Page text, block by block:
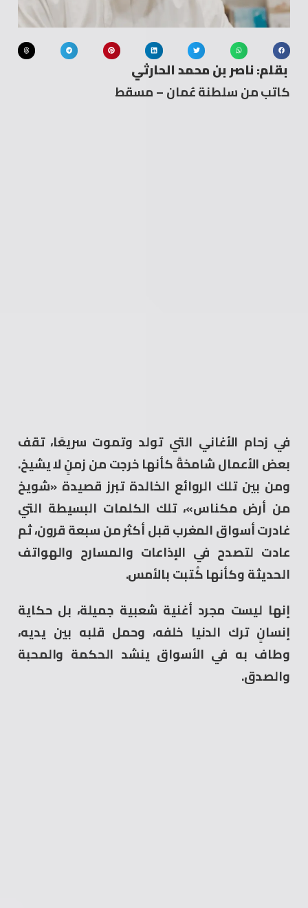
بقلم: ناصر بن محمد الحارثي
كاتب من سلطنة عُمان – مسقط
في زحام الأغاني التي تولد وتموت سريعًا، تقف
بعض الأعمال شامخةً كأنها خرجت من زمنٍ لا يشيخ.
ومن بين تلك الروائع الخالدة تبرز قصيدة «شويخ
من أرض مكناس»، تلك الكلمات البسيطة التي
غادرت أسواق المغرب قبل أكثر من سبعة قرون، ثم
عادت لتصدح في الإذاعات والمسارح والهواتف
الحديثة وكأنها كُتبت بالأمس.
إنها ليست مجرد أغنية شعبية جميلة، بل حكاية
إنسانٍ ترك الدنيا خلفه، وحمل قلبه بين يديه،
وطاف به في الأسواق ينشد الحكمة والمحبة
والصدق.